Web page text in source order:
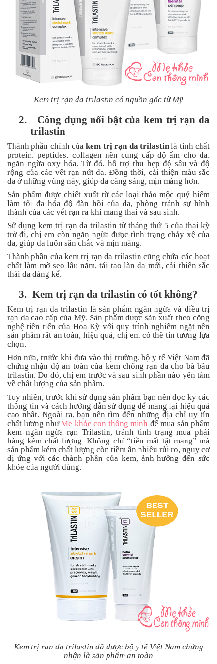
FAQ
Kem trị rạn da trilastin có nguồn gốc từ Mỹ
2.
Công dụng nổi bật của kem trị rạn da
trilastin
Thành phần chính của kem trị rạn da trilastinlà tinh chất
protein, peptides, collagen nên cung cấp độ ẩm cho da,
ngăn ngừa oxy hóa. Từ đó, hỗ trợ thu hẹp độ sâu và độ
rộng của các vết rạn nứt da. Đồng thời, cải thiện màu sắc
da ở những vùng này, giúp da căng sáng, mịn màng hơn.
Sản phẩm được chiết xuất từ các loại thảo mộc quý hiếm
làm tối đa hóa độ đàn hồi của da, phòng tránh sự hình
thành của các vết rạn ra khi mang thai và sau sinh.
Sử dụng kem trị rạn da trilastin từ tháng thứ 5 của thai kỳ
trở đi, chị em còn ngăn ngừa được tình trạng chảy xệ của
da, giúp da luôn săn chắc và mịn màng.
Thành phần của kem trị rạn da trilastin cũng chứa các hoạt
chất làm mờ sẹo lâu năm, tái tạo làn da mới, cải thiện sắc
thái da đáng kể.
3. Kem trị rạn da trilastin có tốt không?
Kem trị rạn da trilastin là sản phẩm ngăn ngừa và điều trị
rạn da cao cấp của Mỹ. Sản phẩm được sản xuất theo công
nghệ tiên tiến của Hoa Kỳ với quy trình nghiêm ngặt nên
sản phẩm rất an toàn, hiệu quả, chị em có thể tin tưởng lựa
chọn.
Hơn nữa, trước khi đưa vào thị trường, bộ y tế Việt Nam đã
chứng nhận độ an toàn của kem chống rạn da cho bà bầu
trilastin. Do đó, chị em trước và sau sinh phần nào yên tâm
về chất lượng của sản phẩm.
Tuy nhiên, trước khi sử dụng sản phẩm bạn nên đọc kỹ các
thông tin và cách hướng dẫn sử dụng để mang lại hiệu quả
cao nhất. Ngoài ra, bạn nên tìm đến những địa chỉ uy tín
chất lượng nhưMẹ khỏe con thông minh để mua sản phẩm
kem ngăn ngừa rạn Trilastin, tránh tình trạng mua phải
hàng kém chất lượng. Không chỉ “tiền mất tật mang” mà
sản phẩm kém chất lượng còn tiềm ẩn nhiều rủi ro, nguy cơ
dị ứng với các thành phần của kem, ảnh hưởng đến sức
khỏe của người dùng.
Kem trị rạn da trilastin đã được bộ y tế Việt Nam chứng
nhận là sản phẩm an toàn